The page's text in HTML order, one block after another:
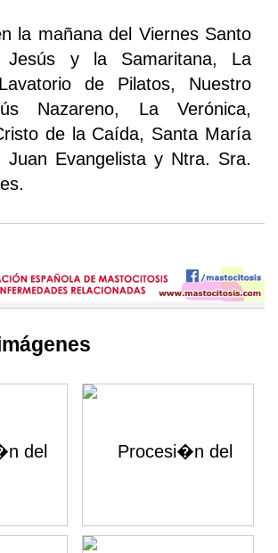
la mañana del Viernes Santo
Jesús y la Samaritana, La
de Pilatos, Nuestro
Nazareno, La Verónica,
de la Caída, Santa María
Juan Evangelista y Ntra. Sra.